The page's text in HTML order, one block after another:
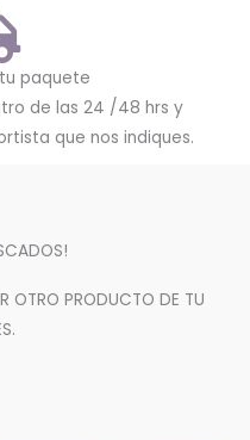
paquete
de las 24 /48 hrs y
que nos indiques.
OTRO PRODUCTO DE TU